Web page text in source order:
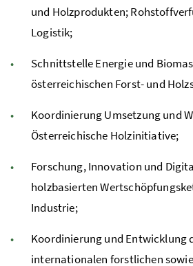
und Holzprodukten;
Logistik;
Schnittstelle Energie und
österreichischen Forst- und
Koordinierung Umsetzung und
Österreichische Holzinitiative;
Forschung, Innovation und
holzbasierten
Industrie;
Koordinierung und Entwicklung
internationalen forstlichen